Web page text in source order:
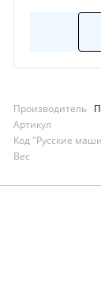
Производитель
Артикул
Код "Русские
Вес